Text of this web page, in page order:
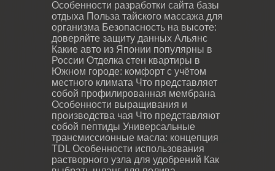
Особенности разработки сайта базы
отдыха Польза тайского массажа для
организма Безопасность на высоте:
доверяйте защиту данных Альянс
Какие авто из Японии популярны в
России Отделка стен квартиры в
Южном городе: комфорт с учётом
местного климата Что представляет
собой профилированная мембрана
Особенности выращивания и
производства чая Что представляют
собой пептиды Универсальные
трансмиссионные масла: концепция
TDL Особенности использования
растворного узла для удобрений Как